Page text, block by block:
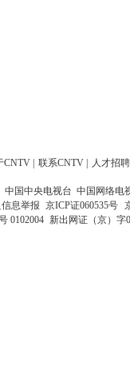
CNTV 联系CNTV 人才招聘
中国中央电视台 中国网络电
息举报 京ICP证060535号
0102004 新出网证（京）